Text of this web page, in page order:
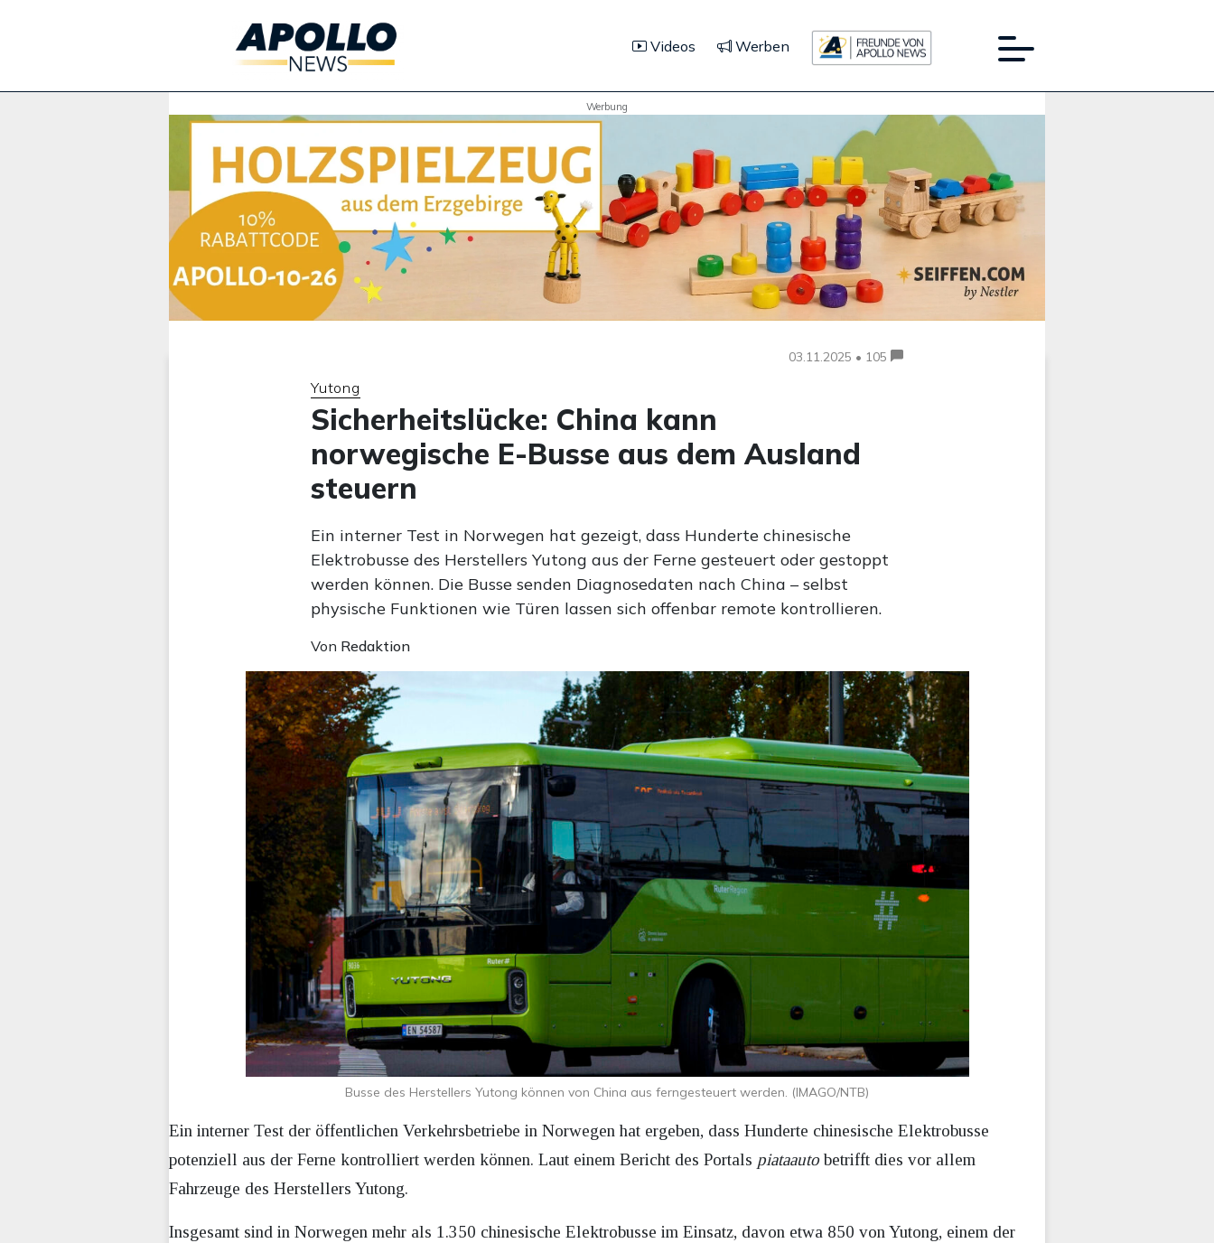
Videos Werben
Werbung
03.11.2025 • 105
Yutong
Sicherheitslücke: China kann
norwegische E-Busse aus dem Ausland
steuern
Ein interner Test in Norwegen hat gezeigt, dass Hunderte chinesische
Elektrobusse des Herstellers Yutong aus der Ferne gesteuert oder gestoppt
werden können. Die Busse senden Diagnosedaten nach China – selbst
physische Funktionen wie Türen lassen sich offenbar remote kontrollieren.
Von Redaktion
Busse des Herstellers Yutong können von China aus ferngesteuert werden. (IMAGO/NTB)
Ein interner Test der öffentlichen Verkehrsbetriebe in Norwegen hat ergeben, dass Hunderte chinesische Elektrobusse
potenziell aus der Ferne kontrolliert werden können. Laut einem Bericht des Portals piataautobetrifft dies vor allem
Fahrzeuge des Herstellers Yutong.
Insgesamt sind in Norwegen mehr als 1.350 chinesische Elektrobusse im Einsatz, davon etwa 850 von Yutong, einem der